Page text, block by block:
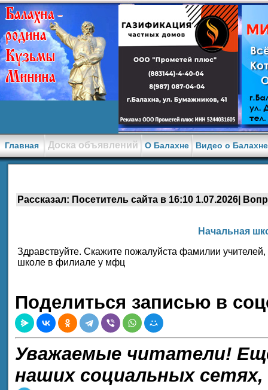
Главная Доска объявлений О Балахне Видео о
Рассказал: Посетитель сайта в 16:10 1.07.2026|
Начальная
Здравствуйте. Скажите пожалуйста фамилии учителей,
школе в филиале у мфц
Поделиться записью в
Уважаемые читатели!
наших социальных